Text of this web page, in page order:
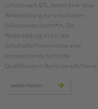
schoolcoach BTL, bietet eine neue
Weiterbildung zur schulischen
Inklusionsassistent*in. Die
Weiterbildung ist für alle
Schulhelfer*innen ohne eine
entsprechende fachliche
Qualifikation in Berlin verpflichtend.
weiterlesen
weiterbildung